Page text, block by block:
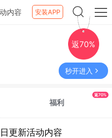
内容 安装APP
返70%
秒开进入
福利
返70%
更新活动内容